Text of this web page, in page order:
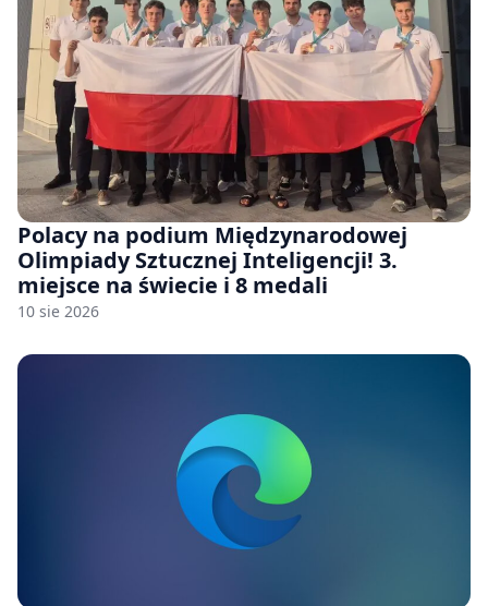
Polacy na podium Międzynarodowej
Olimpiady Sztucznej Inteligencji! 3.
miejsce na świecie i 8 medali
10 sie 2026